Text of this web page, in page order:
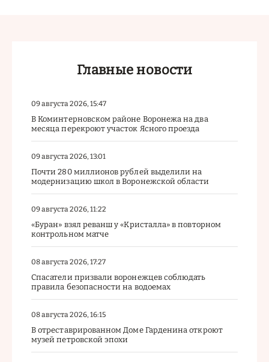
Главные новости
09 августа 2026, 15:47
В Коминтерновском районе Воронежа на два
месяца перекроют участок Ясного проезда
09 августа 2026, 13:01
Почти 280 миллионов рублей выделили на
модернизацию школ в Воронежской области
09 августа 2026, 11:22
«Буран» взял реванш у «Кристалла» в повторном
контрольном матче
08 августа 2026, 17:27
Спасатели призвали воронежцев соблюдать
правила безопасности на водоемах
08 августа 2026, 16:15
В отреставрированном Доме Гарденина откроют
музей петровской эпохи